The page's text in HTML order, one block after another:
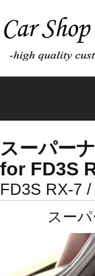
スーパー
for FD3S
FD3S RX-7
スー